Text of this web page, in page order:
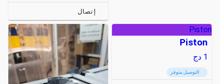
إتصال
Piston
Piston
1 دج
التوصيل متوفر